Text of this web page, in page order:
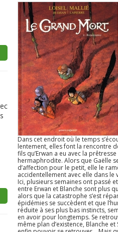
Dans cet endroit où le temps
lentement, elles font la rencontre
fils qu’Erwan a eu avec la prêtresse
hermaphrodite. Alors que Gaëlle
d’affection pour le petit, elle le
accidentellement avec elle dans le
Ici, plusieurs semaines ont passé
entre Erwan et Blanche sont plus
alors que la catastrophe s’est
épidémies se succèdent et que
réduite à ses plus bas instincts,
en avoir pour longtemps. Se
même plan d’existence, Blanche